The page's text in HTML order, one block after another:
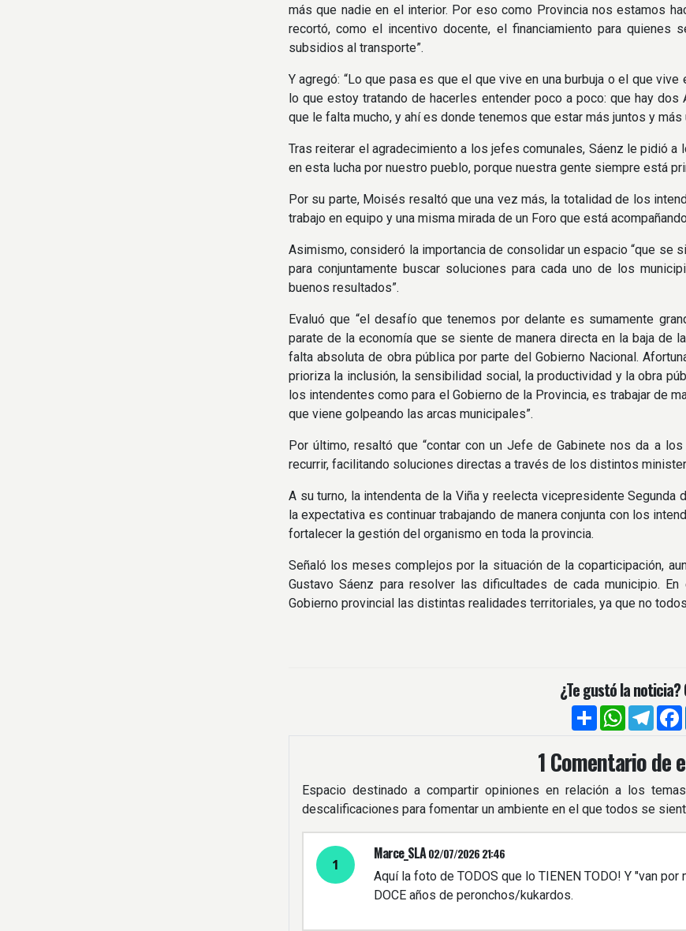
más que nadie en el interior. Por eso como Provincia nos estamos
recortó, como el incentivo docente, el financiamiento para
subsidios al transporte”.
Y agregó: “Lo que pasa es que el que vive en una burbuja o el que
lo que estoy tratando de hacerles entender poco a poco: que hay
que le falta mucho, y ahí es donde tenemos que estar más juntos y más
Tras reiterar el agradecimiento a los jefes comunales, Sáenz le pidió
en esta lucha por nuestro pueblo, porque nuestra gente siempre está
Por su parte, Moisés resaltó que una vez más, la totalidad de los
trabajo en equipo y una misma mirada de un Foro que está
Asimismo, consideró la importancia de consolidar un espacio “que se
para conjuntamente buscar soluciones para cada uno de los
buenos resultados”.
Evaluó que “el desafío que tenemos por delante es sumamente
parate de la economía que se siente de manera directa en la baja de
falta absoluta de obra pública por parte del Gobierno Nacional.
prioriza la inclusión, la sensibilidad social, la productividad y la obra
los intendentes como para el Gobierno de la Provincia, es trabajar de
que viene golpeando las arcas municipales”.
Por último, resaltó que “contar con un Jefe de Gabinete nos da a
recurrir, facilitando soluciones directas a través de los distintos
A su turno, la intendenta de la Viña y reelecta vicepresidente
la expectativa es continuar trabajando de manera conjunta con los
fortalecer la gestión del organismo en toda la provincia.
Señaló los meses complejos por la situación de la coparticipación,
Gustavo Sáenz para resolver las dificultades de cada municipio.
Gobierno provincial las distintas realidades territoriales, ya que no
¿Te gustó la
CompartirWhatsApp
1 Comentario de
Espacio destinado a compartir opiniones en relación a los
descalificaciones para fomentar un ambiente en el que todos se
1
Marce_SLA02/07/2026 21:46
Aquí la foto de TODOS que lo TIENEN TODO! Y "van
DOCE años de peronchos/kukardos.